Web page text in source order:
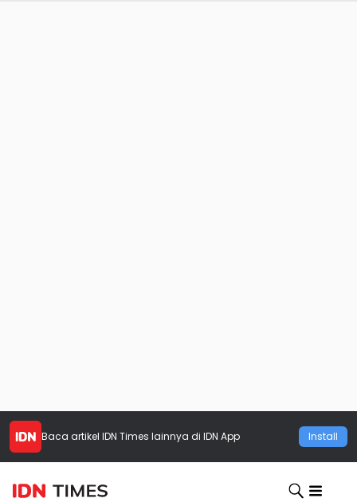
Baca artikel IDN Times lainnya di IDN App Install